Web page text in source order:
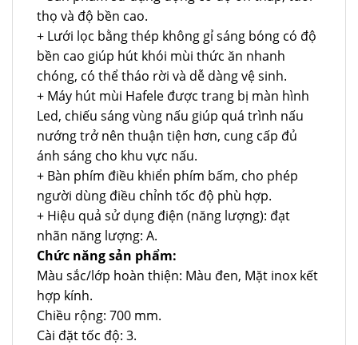
thọ và độ bền cao.
+ Lưới lọc bằng thép không gỉ sáng bóng có độ
bền cao giúp hút khói mùi thức ăn nhanh
chóng, có thể tháo rời và dễ dàng vệ sinh.
+ Máy hút mùi Hafele được trang bị màn hình
Led, chiếu sáng vùng nấu giúp quá trình nấu
nướng trở nên thuận tiện hơn, cung cấp đủ
ánh sáng cho khu vực nấu.
+ Bàn phím điều khiển phím bấm, cho phép
người dùng điều chỉnh tốc độ phù hợp.
+ Hiệu quả sử dụng điện (năng lượng): đạt
nhãn năng lượng: A.
Chức năng sản phẩm:
Màu sắc/lớp hoàn thiện: Màu đen, Mặt inox kết
hợp kính.
Chiều rộng: 700 mm.
Cài đặt tốc độ: 3.